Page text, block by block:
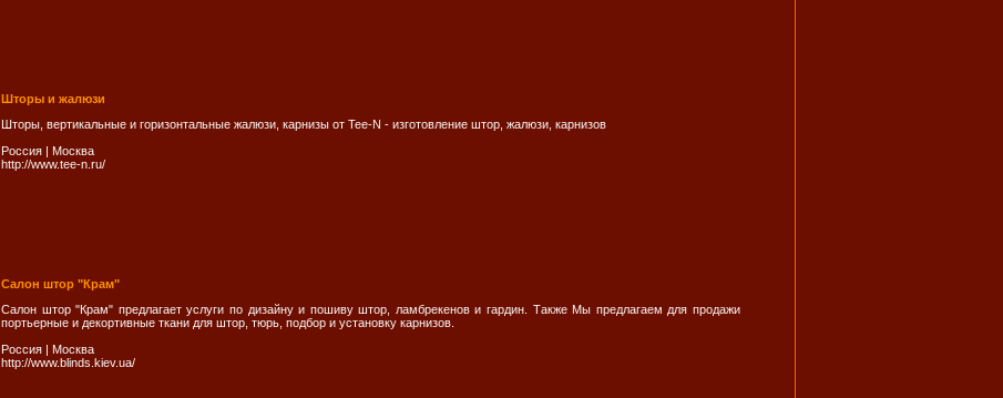
Шторы и жалюзи
Шторы, вертикальные и горизонтальные жалюзи, карнизы от Tee-N - изготовление штор, жалюзи, карнизов
Россия | Москва
http://www.tee-n.ru/
Салон штор "Крам"
Салон штор "Крам" предлагает услуги по дизайну и пошиву штор, ламбрекенов и гардин. Также Мы предлагаем для продажи
портьерные и декортивные ткани для штор, тюрь, подбор и установку карнизов.
Россия | Москва
http://www.blinds.kiev.ua/